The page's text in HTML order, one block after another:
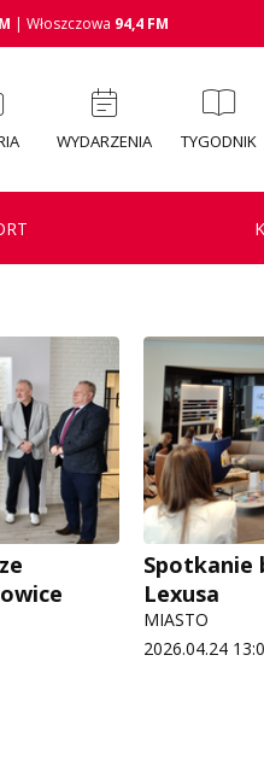
| Włoszczowa 94,4 FM
WYDARZENIA TYGODNIK
Spotkanie
Lexusa
MIASTO
2026.04.24